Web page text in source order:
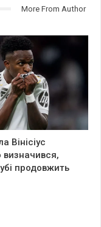
More From Author
Вінісіус
визначився,
продовжить